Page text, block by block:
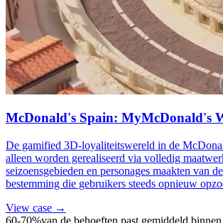
McDonald's Spain: MyMcDonald's
De gamified 3D-loyaliteitswereld in de
alleen worden gerealiseerd via volledig
seizoensgebieden en personages maakten van
bestemming die gebruikers steeds opnieuw
View case →
60-70%van de behoeften past gemiddeld binnen